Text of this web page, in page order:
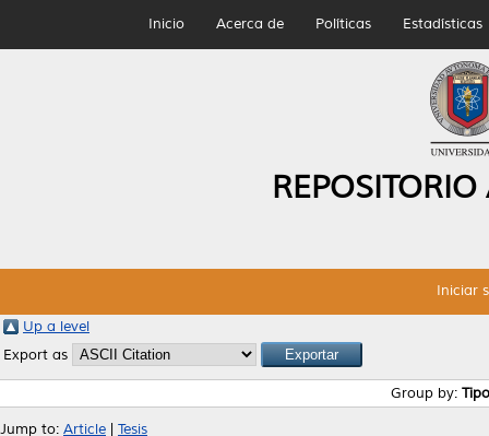
Inicio Acerca de Políticas Estadísticas
Iniciar
Up a level
Export as
Group by:
Jump to: Article Tesis